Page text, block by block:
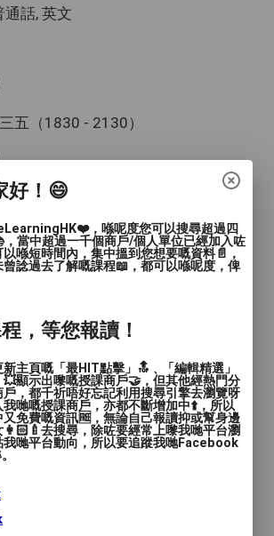
通話, 英文
五（1830 - 2130）
, 荃灣區, 屯門區, 元朗區
day to save lives
池拯溺會
25米泳池
好！😄
，喺呢度您可以搜尋超過四
當中超過一千個商戶/個人單位已經加入咗
喺短時間內，集中搵到您想要嘅資料📄，
諗過去了解嘅課程📖，都可以喺呢度，俾
，等您報讀！
主頁嘅「最HIT點擊」🔝﹑「編輯精選」
💥顯示出嚟嘅授課商戶🤝，但其他經熱門分
，都千祈唔好忘記利用搜尋引擎去瀏覽呀
我哋嘅授課商戶，亦都不斷增加中⬆️，所以
免費嘅資訊🆓，無論自己報讀抑或幫身邊
去搜尋，除咗要經常上嚟我哋平台瀏
我哋平台動向，所以要追蹤我哋Facebook